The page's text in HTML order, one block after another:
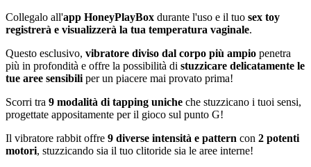
Collegalo all'app HoneyPlayBox durante l'uso e il tuo sex toy
registrerà e visualizzerà la tua temperatura vaginale.
Questo esclusivo, vibratore diviso dal corpo più ampio penetra
più in profondità e offre la possibilità di stuzzicare delicatamente le
tue aree sensibili per un piacere mai provato prima!
Scorri tra 9 modalità di tapping uniche che stuzzicano i tuoi sensi,
progettate appositamente per il gioco sul punto G!
Il vibratore rabbit offre 9 diverse intensità e pattern con 2 potenti
motori, stuzzicando sia il tuo clitoride sia le aree interne!